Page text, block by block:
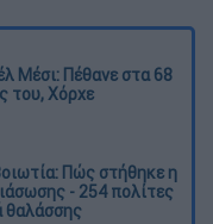
Μέσι: Πέθανε στα 68
του, Χόρχε
Πώς στήθηκε η
- 254 πολίτες
θαλάσσης